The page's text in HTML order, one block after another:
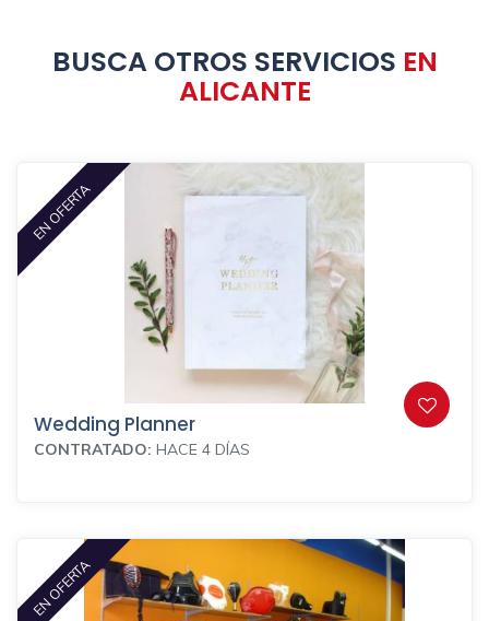
BUSCA OTROS SERVICIOS EN
ALICANTE
EN OFERTA
Wedding Planner
CONTRATADO: HACE 4 DÍAS
EN OFERTA